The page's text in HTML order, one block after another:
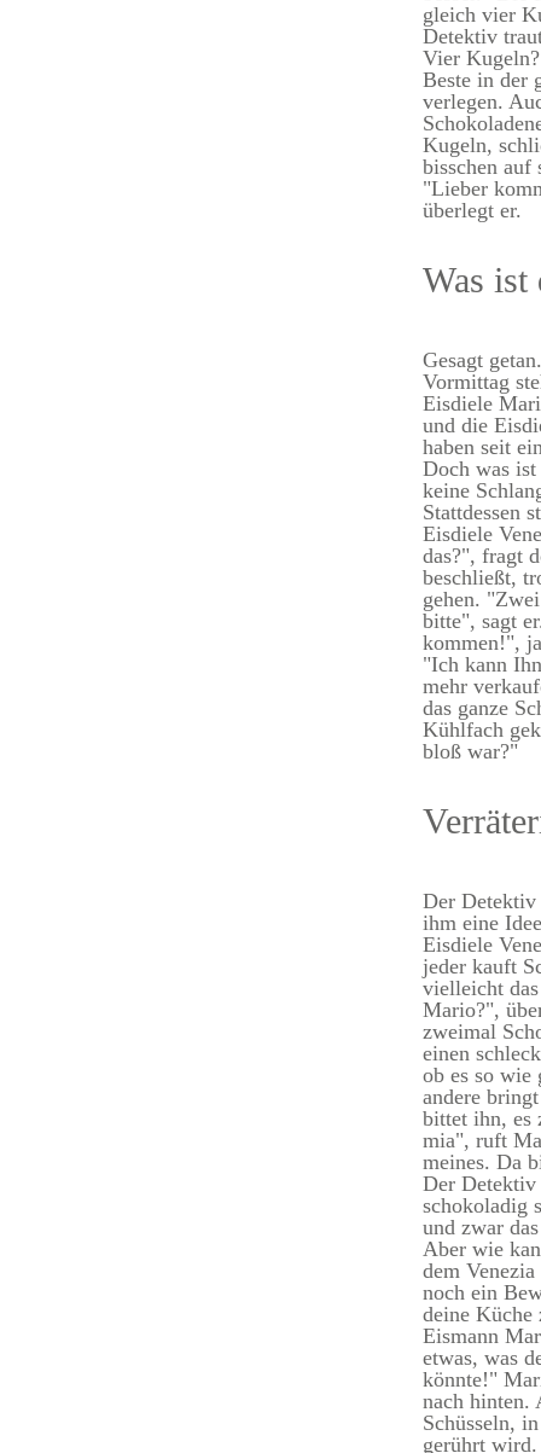
gleich vier
Detektiv
Vier
Beste in der
verlegen.
Kugeln,
bisschen auf
"Lieber
überlegt er.
Was ist
Gesagt
Vormittag
Eisdiele
und die
haben seit
Doch was
keine
Stattdessen
Eisdiele
das?", fragt
beschließt,
gehen.
bitte", sagt
kommen!",
"Ich kann
mehr
das ganze
Kühlfach
bloß war?"
Der Detektiv
ihm eine
Eisdiele
jeder kauft
vielleicht
Mario?",
zweimal
einen
ob es so wie
andere
bittet ihn, es
mia", ruft
meines. Da
Der Detektiv
schokoladig
und zwar
Aber wie
dem
noch ein
deine Küche
Eismann
etwas, was
könnte!"
nach hinten.
Schüsseln,
gerührt